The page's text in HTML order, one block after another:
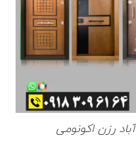
رزن اکونومی